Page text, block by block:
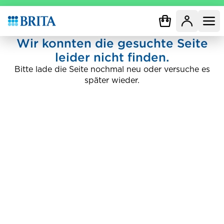
Zur Startseite
Wir konnten die gesuchte Seite
leider nicht finden.
Bitte lade die Seite nochmal neu oder versuche es
später wieder.